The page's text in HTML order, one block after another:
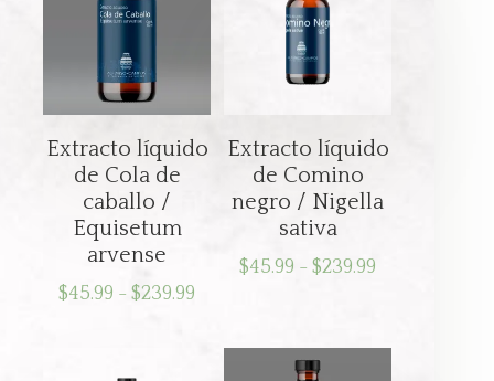
Extracto líquido
de Cola de
caballo /
Equisetum
arvense
$45.99 - $239.99
precios:
Extracto líquido
de Comino
negro / Nigella
sativa
$45.99 - $239.99
desde